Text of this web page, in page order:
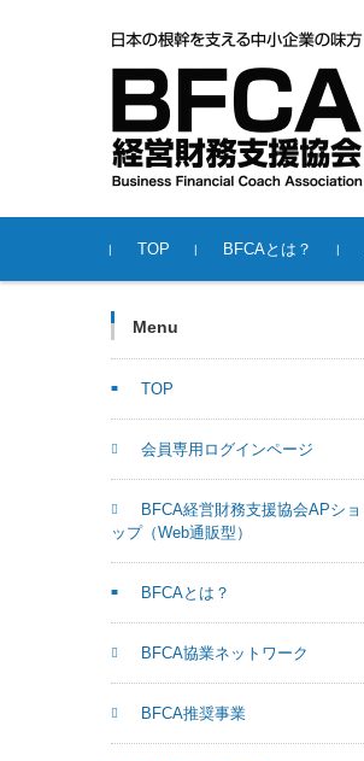
コンテンツに移動
TOP
ショップ（Web通販型）
BFCAとは？
Menu
TOP
会員専用ログインページ
BFCA経営財務支援協会APショ
ップ（Web通販型）
BFCAとは？
BFCA協業ネットワーク
BFCA推奨事業